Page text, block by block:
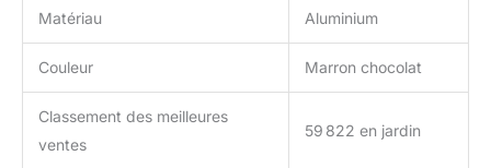
Matériau Aluminium
Couleur Marron chocolat
Classement des meilleures
ventes
59 822 en jardin